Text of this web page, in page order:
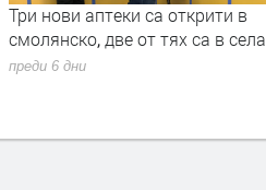
Три нови аптеки са открити в
смолянско, две от тях са в села
преди 6 дни